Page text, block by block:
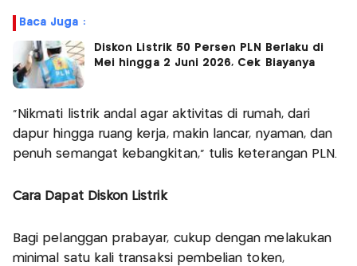
Baca Juga :
Diskon Listrik 50 Persen PLN Berlaku di
Mei hingga 2 Juni 2026, Cek Biayanya
"Nikmati listrik andal agar aktivitas di rumah, dari
dapur hingga ruang kerja, makin lancar, nyaman, dan
penuh semangat kebangkitan," tulis keterangan PLN.
Cara Dapat Diskon Listrik
Bagi pelanggan prabayar, cukup dengan melakukan
minimal satu kali transaksi pembelian token,